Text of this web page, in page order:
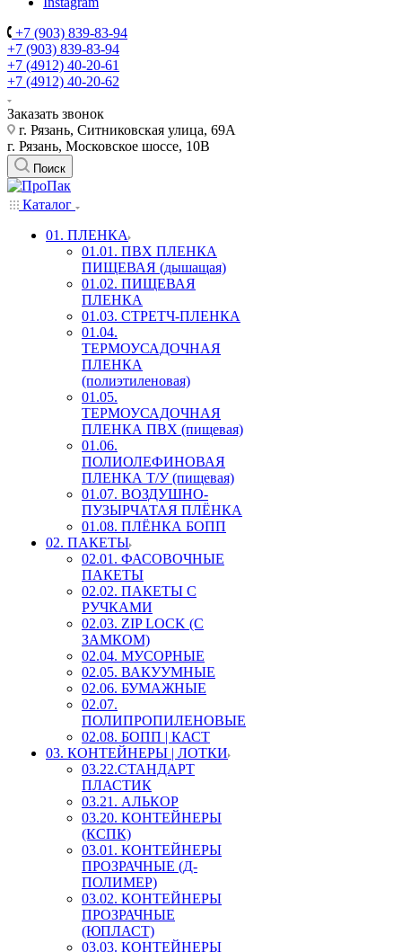
+7 (903) 839-83-94
+7 (903) 839-83-94
+7 (4912) 40-20-61
+7 (4912) 40-20-62
Заказать звонок
г. Рязань, Ситниковская улица, 69А
г. Рязань, Московское шоссе, 10В
Поиск
Каталог
01. ПЛЕНКА
01.01. ПВХ ПЛЕНКА
ПИЩЕВАЯ (дышащая)
01.02. ПИЩЕВАЯ
ПЛЕНКА
01.03. СТРЕТЧ-ПЛЕНКА
01.04.
ТЕРМОУСАДОЧНАЯ
ПЛЕНКА
(полиэтиленовая)
01.05.
ТЕРМОУСАДОЧНАЯ
ПЛЕНКА ПВХ (пищевая)
01.06.
ПОЛИОЛЕФИНОВАЯ
ПЛЕНКА Т/У (пищевая)
01.07. ВОЗДУШНО-
ПУЗЫРЧАТАЯ ПЛЁНКА
01.08. ПЛЁНКА БОПП
02. ПАКЕТЫ
02.01. ФАСОВОЧНЫЕ
ПАКЕТЫ
02.02. ПАКЕТЫ С
РУЧКАМИ
02.03. ZIP LOСK (С
ЗАМКОМ)
02.04. МУСОРНЫЕ
02.05. ВАКУУМНЫЕ
02.06. БУМАЖНЫЕ
02.07.
ПОЛИПРОПИЛЕНОВЫЕ
02.08. БОПП | КАСТ
03. КОНТЕЙНЕРЫ | ЛОТКИ
03.22.СТАНДАРТ
ПЛАСТИК
03.21. АЛЬКОР
03.20. КОНТЕЙНЕРЫ
(КСПК)
03.01. КОНТЕЙНЕРЫ
ПРОЗРАЧНЫЕ (Д-
ПОЛИМЕР)
03.02. КОНТЕЙНЕРЫ
ПРОЗРАЧНЫЕ
(ЮПЛАСТ)
03.03. КОНТЕЙНЕРЫ